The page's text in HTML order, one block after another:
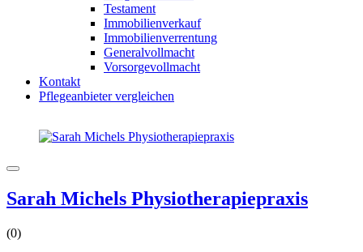
Testament
Immobilienverkauf
Immobilienverrentung
Generalvollmacht
Vorsorgevollmacht
Kontakt
Pflegeanbieter vergleichen
Sarah Michels Physiotherapiepraxis
(0)